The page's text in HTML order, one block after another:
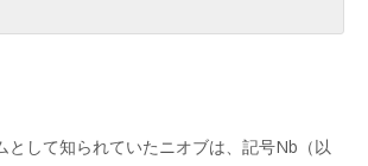
として知られていたニオブは、記号Nb（以